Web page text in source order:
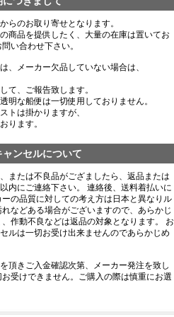
らのお取り寄せとなります。
商品を提供したく、大量の在庫は置いてお
い合わせ下さい。
、メーカー欠品していない場合は、
て、ご報告致します。
明な船便は一切使用しておりません。
トは掛かりますが、
ります。
ャンセルについて
または不良品がござましたら、返品または
内にご連絡下さい。 連絡後、送料着払いに
の品質に対しての考え方は日本と異なりル
などある場合がございますので、あらかじ
作動不良などは返品の対象となります。 お
ルは一切お受け出来ませんのであらかじめ
頂きご入金確認次第、メーカー発注を致し
受けできません。ご購入の際は慎重にお選